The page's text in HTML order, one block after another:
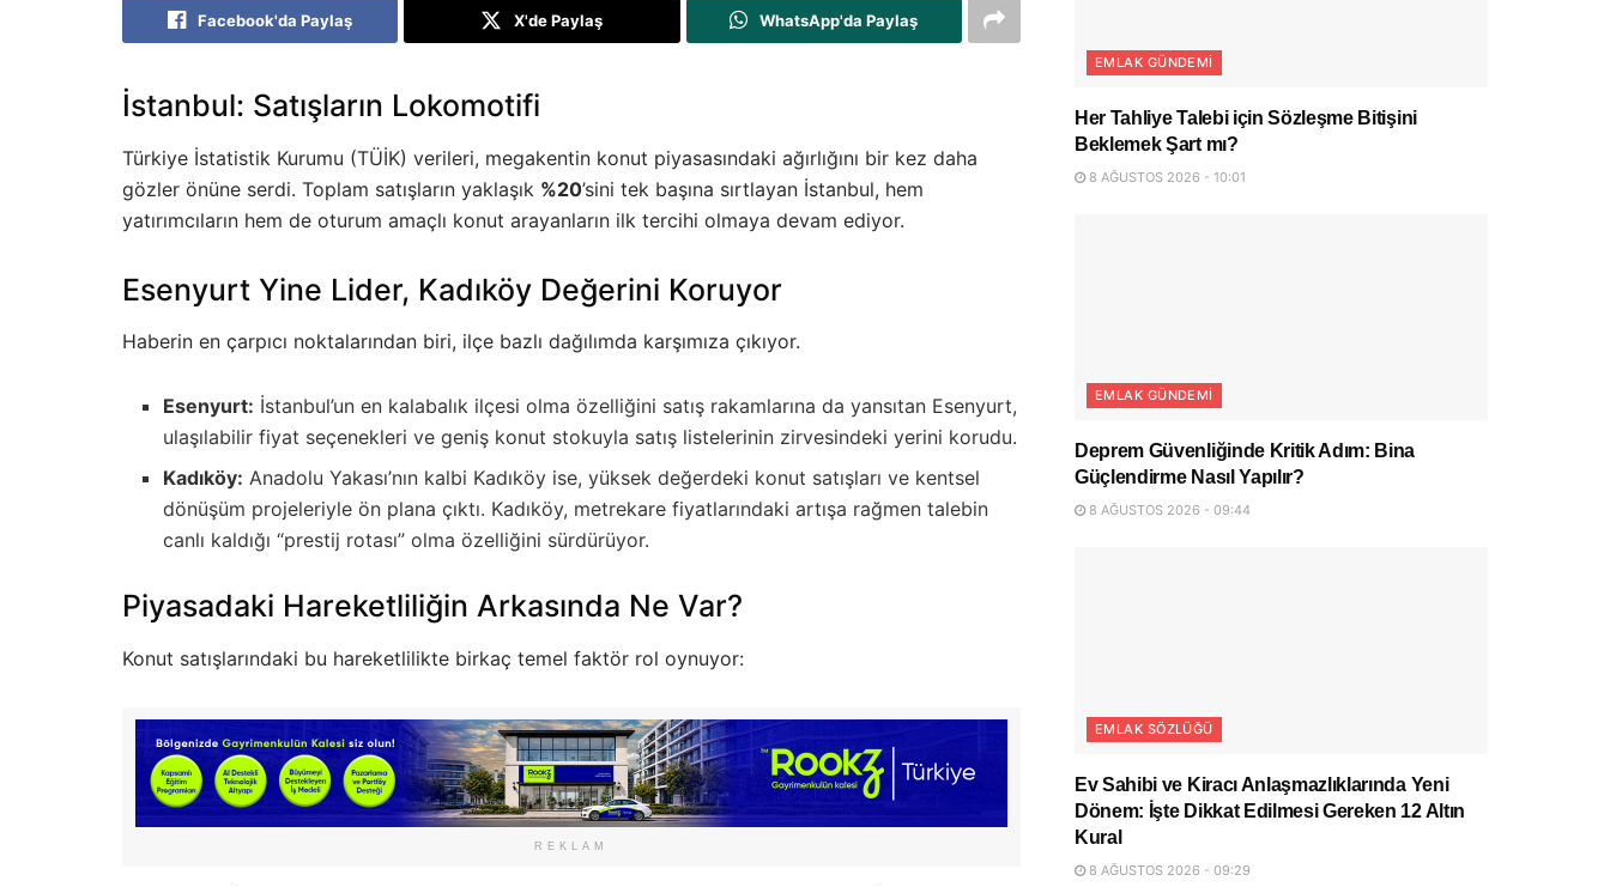
Facebook'da Paylaş X'de Paylaş WhatsApp'da Paylaş
İstanbul: Satışların Lokomotifi
Türkiye İstatistik Kurumu (TÜİK) verileri, megakentin konut piyasasındaki ağırlığını bir kez daha
gözler önüne serdi. Toplam satışların yaklaşık %20’sini tek başına sırtlayan İstanbul, hem
yatırımcıların hem de oturum amaçlı konut arayanların ilk tercihi olmaya devam ediyor.
Esenyurt Yine Lider, Kadıköy Değerini Koruyor
Haberin en çarpıcı noktalarından biri, ilçe bazlı dağılımda karşımıza çıkıyor.
Esenyurt: İstanbul’un en kalabalık ilçesi olma özelliğini satış rakamlarına da yansıtan Esenyurt,
ulaşılabilir fiyat seçenekleri ve geniş konut stokuyla satış listelerinin zirvesindeki yerini korudu.
Kadıköy: Anadolu Yakası’nın kalbi Kadıköy ise, yüksek değerdeki konut satışları ve kentsel
dönüşüm projeleriyle ön plana çıktı. Kadıköy, metrekare fiyatlarındaki artışa rağmen talebin
canlı kaldığı “prestij rotası” olma özelliğini sürdürüyor.
Piyasadaki Hareketliliğin Arkasında Ne Var?
Konut satışlarındaki bu hareketlilikte birkaç temel faktör rol oynuyor:
REKLAM
EMLAK GÜNDEMI
Her Tahliye Talebi için Sözleşme Bitişini
Beklemek Şart mı?
8 AĞUSTOS 2026 - 10:01
EMLAK GÜNDEMI
Deprem Güvenliğinde Kritik Adım: Bina
Güçlendirme Nasıl Yapılır?
8 AĞUSTOS 2026 - 09:44
EMLAK SÖZLÜĞÜ
Ev Sahibi ve Kiracı Anlaşmazlıklarında Yeni
Dönem: İşte Dikkat Edilmesi Gereken 12 Altın
Kural
8 AĞUSTOS 2026 - 09:29